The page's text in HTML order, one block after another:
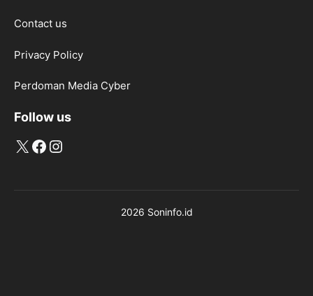
Contact us
Privacy Policy
Perdoman Media Cyber
Follow us
X Facebook
Instagram
2026 Soninfo.id